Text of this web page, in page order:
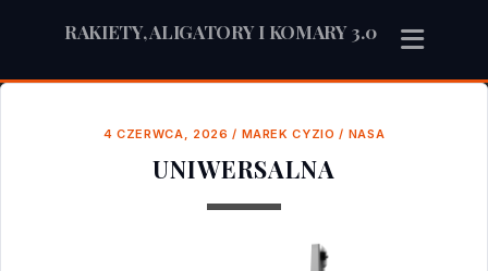
RAKIETY, ALIGATORY I KOMARY 3.0
4 CZERWCA, 2026 / MAREK CYZIO / NASA
UNIWERSALNA